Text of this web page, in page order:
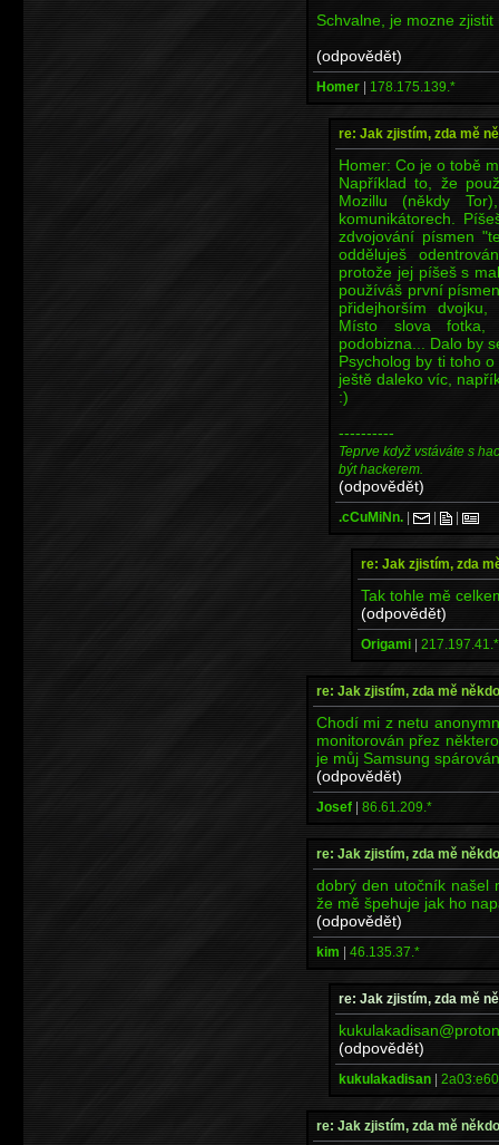
Schvalne, je mozne
(odpovědět)
Homer | 178.175.139.*
re: Jak zjistím, zda mě
Homer: Co je o tobě
Například to, že
Mozillu (někdy
komunikátorech.
zdvojování písmen
odděluješ
protože jej píšeš s
používáš první
přidejhorším
Místo slova fotka,
podobizna... Dalo by
Psycholog by ti toho
ještě daleko víc,
:)
----------
Teprve když vstáváte s
být hackerem.
(odpovědět)
.cCuMiNn. | | |
re: Jak zjistím, zda
Tak tohle mě
(odpovědět)
Origami | 217.197.41.*
re: Jak zjistím, zda mě
Chodí mi z netu
monitorován přez
je můj Samsung
(odpovědět)
Josef | 86.61.209.*
re: Jak zjistím, zda mě
dobrý den utočník našel
že mě špehuje jak ho
(odpovědět)
kim | 46.135.37.*
re: Jak zjistím, zda mě
(odpovědět)
kukulakadisan |
re: Jak zjistím, zda mě